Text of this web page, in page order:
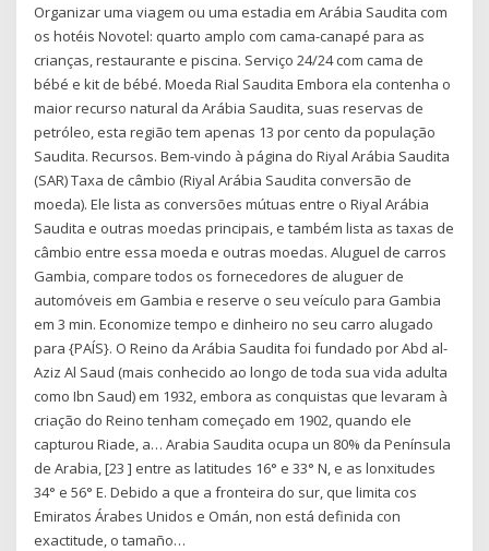
Organizar uma viagem ou uma estadia em Arábia Saudita com
os hotéis Novotel: quarto amplo com cama-canapé para as
crianças, restaurante e piscina. Serviço 24/24 com cama de
bébé e kit de bébé. Moeda Rial Saudita Embora ela contenha o
maior recurso natural da Arábia Saudita, suas reservas de
petróleo, esta região tem apenas 13 por cento da população
Saudita. Recursos. Bem-vindo à página do Riyal Arábia Saudita
(SAR) Taxa de câmbio (Riyal Arábia Saudita conversão de
moeda). Ele lista as conversões mútuas entre o Riyal Arábia
Saudita e outras moedas principais, e também lista as taxas de
câmbio entre essa moeda e outras moedas. Aluguel de carros
Gambia, compare todos os fornecedores de aluguer de
automóveis em Gambia e reserve o seu veículo para Gambia
em 3 min. Economize tempo e dinheiro no seu carro alugado
para {PAÍS}. O Reino da Arábia Saudita foi fundado por Abd al-
Aziz Al Saud (mais conhecido ao longo de toda sua vida adulta
como Ibn Saud) em 1932, embora as conquistas que levaram à
criação do Reino tenham começado em 1902, quando ele
capturou Riade, a… Arabia Saudita ocupa un 80% da Península
de Arabia, [23 ] entre as latitudes 16° e 33° N, e as lonxitudes
34° e 56° E. Debido a que a fronteira do sur, que limita cos
Emiratos Árabes Unidos e Omán, non está definida con
exactitude, o tamaño…